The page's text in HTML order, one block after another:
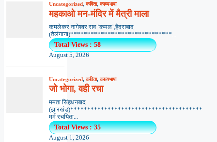
Uncategorized,कविता,काव्यभाषा
महकाओ मन-मंदिर में मैत्री माला
कमलेकर नागेश्वर राव ‘कमल’,हैदराबाद
(तेलंगाना)******************************...
Total Views : 58
August 5, 2026
Uncategorized,कविता,काव्यभाषा
जो भोगा, वही रचा
ममता सिंहधनबाद
(झारखंड)***************************************
मर्म रचयिता...
Total Views : 35
August 1, 2026